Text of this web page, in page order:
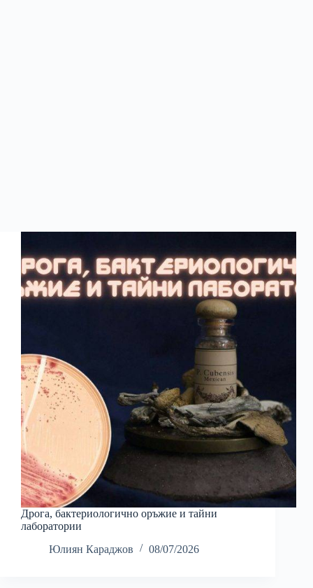
Дрога, бактериологично оръжие и тайни
лаборатории
Юлиян Караджов
08/07/2026